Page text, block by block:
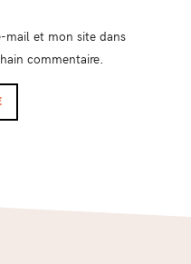
mail et mon site dans
commentaire.